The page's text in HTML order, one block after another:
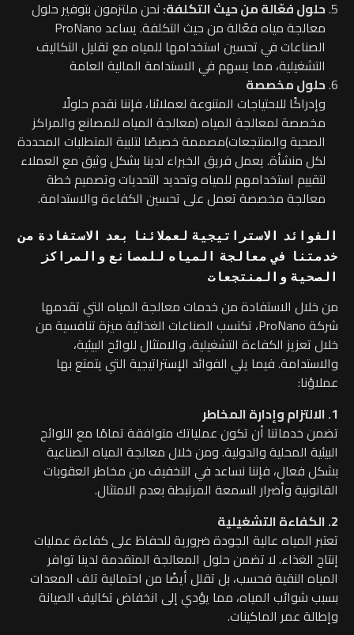
حلول فعّالة من حيث التكلفة: نحن ملتزمون بتوفير حلول
معالجة مياه فعّالة من حيث التكلفة. يساعد ProNano
الصناعات في تحسين استخدامها للمياه مع تقليل التكاليف
التشغيلية، مما يسهم في الاستدامة المالية العامة
حلول مخصصة
وإدراكًا للاحتياجات المتنوعة لعملائنا، فإننا نقدم حلولًا
مخصصة لمعالجة المياه (معالجة المياه للمصانع والمراكز
الصحية والمنتجعات)مصممة خصيصًا لتلبية المتطلبات المحددة
لكل منشأة. يعمل فريق الخبراء لدينا بشكل وثيق مع العملاء
لتقييم استخدامهم للمياه وتحديد التحديات وتصميم خطة
معالجة مخصصة تعمل على تحسين الكفاءة والاستدامة.
الفوائد الاستراتيجية لعملائنا بعد الاستفادة من
خدمتنا في معالجة المياه للمصانع والمراكز
الصحية والمنتجعات
من خلال الاستفادة من خدمات معالجة المياه التي تقدمها
شركة ProNano، تكتسب الصناعات الغذائية ميزة تنافسية من
خلال تعزيز الكفاءة التشغيلية، والامتثال للوائح البيئية،
والاستدامة. فيما يلي الفوائد الإستراتيجية التي يتمتع بها
عملاؤنا:
1. الالتزام وإدارة المخاطر
تضمن خدماتنا أن تكون عملياتك متوافقة تمامًا مع اللوائح
البيئية المحلية والدولية. ومن خلال معالجة المياه الصناعية
بشكل فعال، فإننا نساعد في التخفيف من مخاطر العقوبات
القانونية وأضرار السمعة المرتبطة بعدم الامتثال.
2. الكفاءة التشغيلية
تعتبر المياه عالية الجودة ضرورية للحفاظ على كفاءة عمليات
إنتاج الغذاء. لا تضمن حلول المعالجة المتقدمة لدينا توافر
المياه النقية فحسب، بل تقلل أيضًا من احتمالية تلف المعدات
بسبب شوائب المياه، مما يؤدي إلى انخفاض تكاليف الصيانة
وإطالة عمر الماكينات.